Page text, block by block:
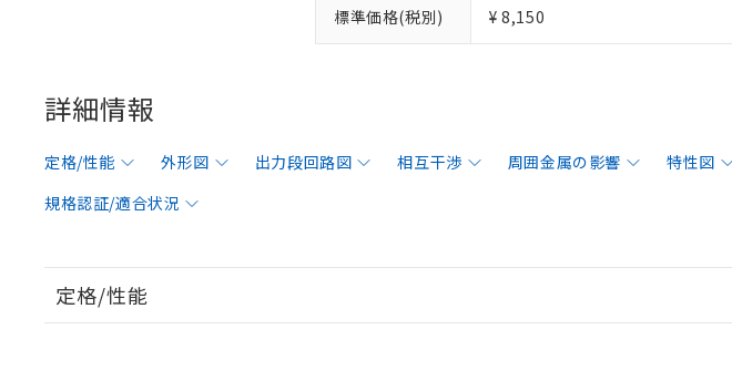
標準価格(税別) ¥ 8,150
詳細情報
定格/性能 外形図 出力段回路図 相互干渉 周囲金属の影響 特性図
規格認証/適合状況
定格/性能